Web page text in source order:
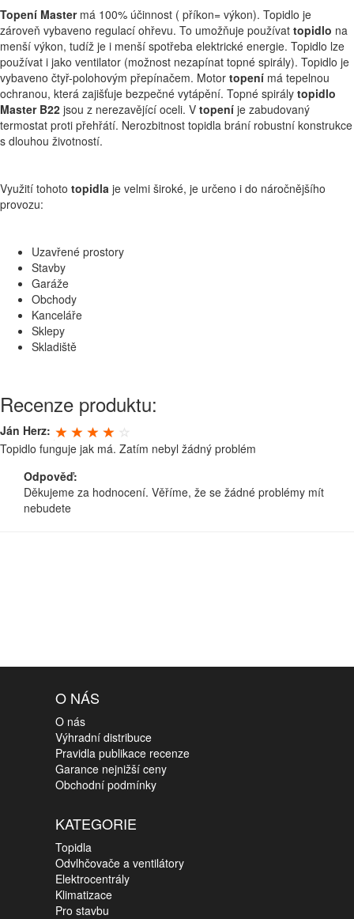
Topení Mastermá 100% účinnost ( příkon= výkon). Topidlo je
zároveň vybaveno regulací ohřevu. To umožňuje používat topidlo na
menší výkon, tudíž je i menší spotřeba elektrické energie. Topidlo lze
používat i jako ventilator (možnost nezapínat topné spirály). Topidlo je
vybaveno čtyř-polohovým přepínačem. Motor topení má tepelnou
ochranou, která zajišťuje bezpečné vytápění. Topné spirály topidlo
Master B22 jsou z nerezavějící oceli. V topení je zabudovaný
termostat proti přehřátí. Nerozbitnost topidla brání robustní konstrukce
s dlouhou životností.
Využití tohoto topidla je velmi široké, je určeno i do náročnějšího
provozu:
Uzavřené prostory
Stavby
Garáže
Obchody
Kanceláře
Sklepy
Skladiště
Recenze produktu:
Ján Herz:
Topidlo funguje jak má. Zatím nebyl žádný problém
Odpověď:
Děkujeme za hodnocení. Věříme, že se žádné problémy mít
nebudete
O NÁS
O nás
Výhradní distribuce
Pravidla publikace recenze
Garance nejnižší ceny
Obchodní podmínky
KATEGORIE
Topidla
Odvlhčovače a ventilátory
Elektrocentrály
Klimatizace
Pro stavbu